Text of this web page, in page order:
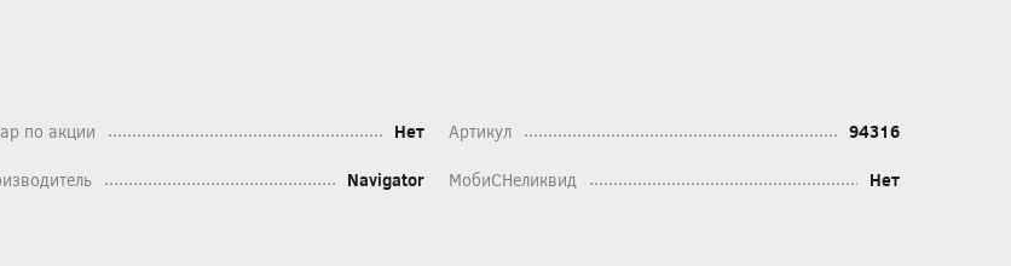
по акции Нет Артикул 94316
Navigator МобиСНеликвид Нет